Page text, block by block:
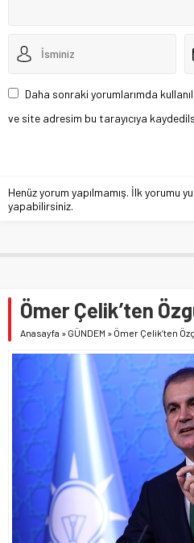
Daha sonraki yorumlarımda
ve site adresim bu tarayıcıya
Henüz yorum yapılmamış. İlk yorumu
yapabilirsiniz.
Ömer Çelik’ten
Anasayfa » GÜNDEM » Ömer Çelik’ten